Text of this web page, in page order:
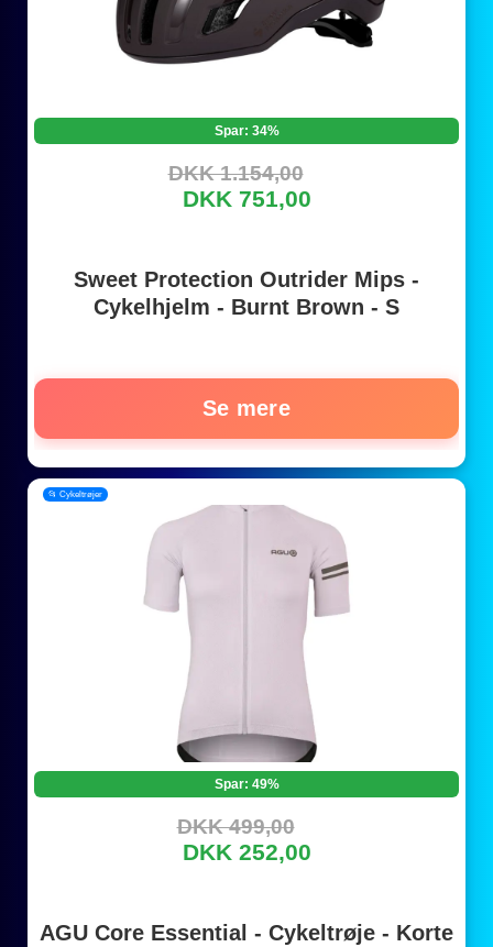
Spar: 34%
DKK 1.154,00
DKK 751,00
Sweet Protection Outrider Mips -
Cykelhjelm - Burnt Brown - S
Se mere
📂 Cykeltrøjer
Spar: 49%
DKK 499,00
DKK 252,00
AGU Core Essential - Cykeltrøje - Korte